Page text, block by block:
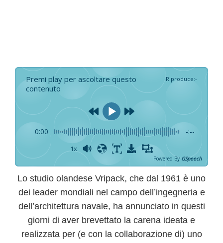
Premi play per ascoltare questo
contenuto
Riproduce:-
0:00 -:--
1x
Powered By GSpeech
Lo studio olandese Vripack, che dal 1961 è uno
dei leader mondiali nel campo dell’ingegneria e
dell’architettura navale, ha annunciato in questi
giorni di aver brevettato la carena ideata e
realizzata per (e con la collaborazione di) uno